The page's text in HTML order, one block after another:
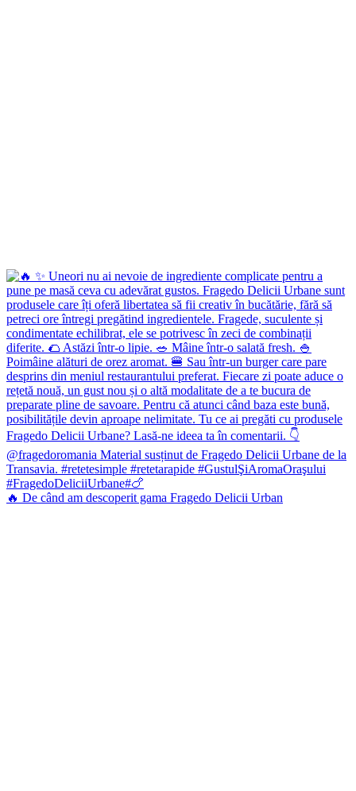
🔥 De când am descoperit gama Fragedo Delicii Urban